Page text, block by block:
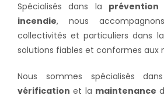
Spécialisés dans la
incendie, nous
collectivités et particuliers dans
solutions fiables et conformes aux
Nous sommes spécialisés
vérification et la maintenance